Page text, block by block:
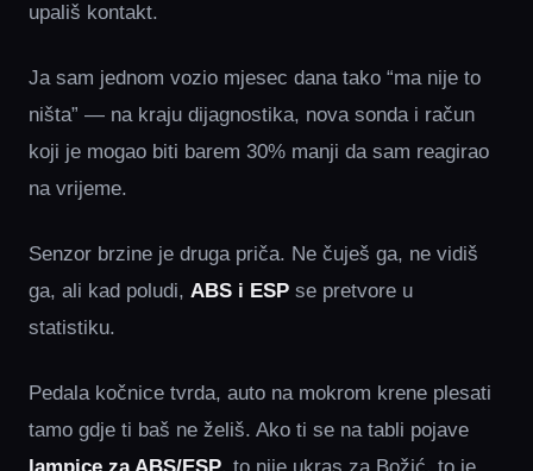
upališ kontakt.
Ja sam jednom vozio mjesec dana tako “ma nije to
ništa” — na kraju dijagnostika, nova sonda i račun
koji je mogao biti barem 30% manji da sam reagirao
na vrijeme.
Senzor brzine je druga priča. Ne čuješ ga, ne vidiš
ga, ali kad poludi, ABS i ESP se pretvore u
statistiku.
Pedala kočnice tvrda, auto na mokrom krene plesati
tamo gdje ti baš ne želiš. Ako ti se na tabli pojave